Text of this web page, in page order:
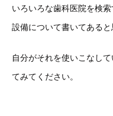
いろいろな歯科医院を検
設備について書いてあると
自分がそれを使いこなし
てみてください。